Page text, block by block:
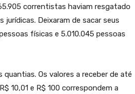
correntistas haviam resgatado
jurídicas. Deixaram de sacar seus
físicas e 5.010.045 pessoas
Os valores a receber de até
10,01 e R$ 100 correspondem a